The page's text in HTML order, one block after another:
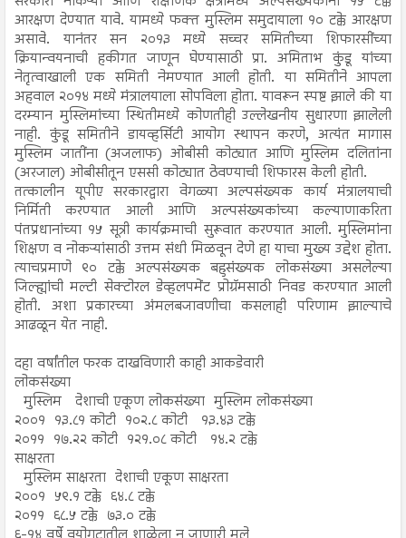
आरक्षण देण्यात यावे. यामध्ये फक्त मुस्लिम समुदायाला १० टक्के आरक्षण
असावे. यानंतर सन २०१३ मध्ये सच्चर समितीच्या शिफारसींच्या
क्रियान्वयनाची हकीगत जाणून घेण्यासाठी प्रा. अमिताभ कुंडू यांच्या
नेतृत्वाखाली एक समिती नेमण्यात आली होती. या समितीने आपला
अहवाल २०१४ मध्ये मंत्रालयाला सोपविला होता. यावरून स्पष्ट झाले की या
दरम्यान मुस्लिमांच्या स्थितीमध्ये कोणतीही उल्लेखनीय सुधारणा झालेली
नाही. कुंडू समितीने डायव्हर्सिटी आयोग स्थापन करणे, अत्यंत मागास
मुस्लिम जातींना (अजलाफ) ओबीसी कोट्यात आणि मुस्लिम दलितांना
(अरजाल) ओबीसीतून एससी कोट्यात ठेवण्याची शिफारस केली होती.
तत्कालीन यूपीए सरकारद्वारा वेगळ्या अल्पसंख्यक कार्य मंत्रालयाची
निर्मिती करण्यात आली आणि अल्पसंख्यकांच्या कल्याणाकरिता
पंतप्रधानांच्या १५ सूत्री कार्यक्रमाची सुरूवात करण्यात आली. मुस्लिमांना
शिक्षण व नोकऱ्यांसाठी उत्तम संधी मिळवून देणे हा याचा मुख्य उद्देश होता.
त्याचप्रमाणे ९० टक्के अल्पसंख्यक बहुसंख्यक लोकसंख्या असलेल्या
जिल्ह्यांची मल्टी सेक्टोरल डेव्हलपमेंट प्रोग्रॅमसाठी निवड करण्यात आली
होती. अशा प्रकारच्या अंमलबजावणीचा कसलाही परिणाम झाल्याचे
आढळून येत नाही.
दहा वर्षांतील फरक दाखविणारी काही आकडेवारी
लोकसंख्या
मुस्लिम देशाची एकूण लोकसंख्या मुस्लिम लोकसंख्या
२००१ १३.८१ कोटी १०२.८ कोटी
१३.४३ टक्के
२०११ १७.२२ कोटी १२१.०८ कोटी
१४.२ टक्के
साक्षरता
मुस्लिम साक्षरता देशाची एकूण साक्षरता
२००१ ५९.१ टक्के ६४.८ टक्के
२०११ ६८.५ टक्के ७३.० टक्के